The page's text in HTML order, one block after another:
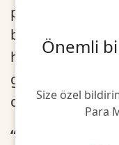
Önemli
Size özel
Para
paketini ele
birlikte uzmanlar
hızlandıran
gidebileceği
değil.
“AKIŞ DEVAM